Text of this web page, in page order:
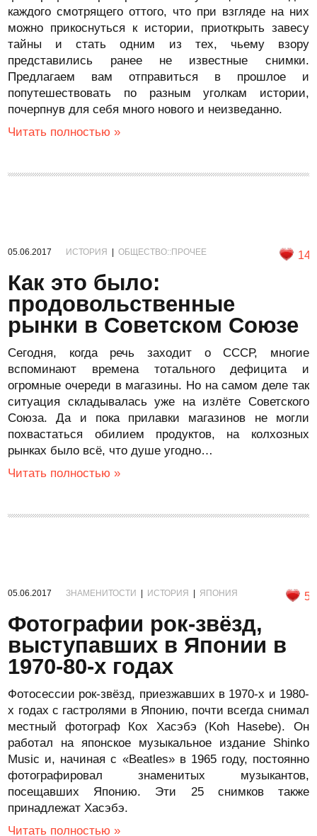
каждого смотрящего оттого, что при взгляде на них
можно прикоснуться к истории, приоткрыть завесу
тайны и стать одним из тех, чьему взору
представились ранее не известные снимки.
Предлагаем вам отправиться в прошлое и
попутешествовать по разным уголкам истории,
почерпнув для себя много нового и неизведанно.
Читать полностью »
05.06.2017 ИСТОРИЯ |ОБЩЕСТВО::ПРОЧЕЕ 14
Как это было:
продовольственные
рынки в Советском Союзе
Сегодня, когда речь заходит о СССР, многие
вспоминают времена тотального дефицита и
огромные очереди в магазины. Но на самом деле так
ситуация складывалась уже на излёте Советского
Союза. Да и пока прилавки магазинов не могли
похвастаться обилием продуктов, на колхозных
рынках было всё, что душе угодно…
Читать полностью »
05.06.2017 ЗНАМЕНИТОСТИ ИСТОРИЯ ЯПОНИЯ 5
Фотографии рок-звёзд,
выступавших в Японии в
1970-80-х годах
Фотосессии рок-звёзд, приезжавших в 1970-х и 1980-
х годах с гастролями в Японию, почти всегда снимал
местный фотограф Кох Хасэбэ (Koh Hasebe). Он
работал на японское музыкальное издание Shinko
Music и, начиная с «Beatles» в 1965 году, постоянно
фотографировал знаменитых музыкантов,
посещавших Японию. Эти 25 снимков также
принадлежат Хасэбэ.
Читать полностью »